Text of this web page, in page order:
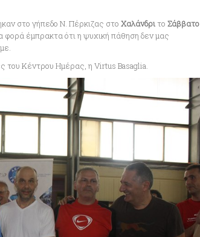
στο γήπεδο Ν. Πέρκιζας στο Χαλάνδριτο Σάββατο
φορά έμπρακτα ότι η ψυχική πάθηση δεν μας
του Κέντρου Ημέρας, η Virtus Basaglia.